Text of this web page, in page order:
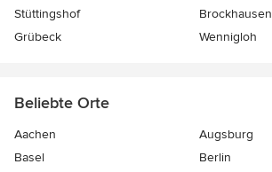
Stüttingshof
Brockhausen
Grübeck
Wennigloh
Beliebte Orte
Aachen
Augsburg
Basel
Berlin